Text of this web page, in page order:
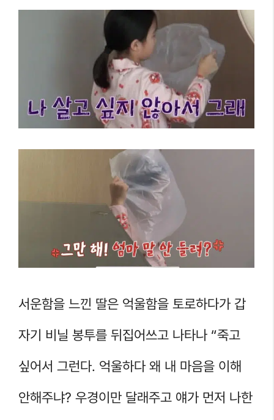
서운함을 느낀 딸은 억울함을 토로하다가 갑
자기 비닐 봉투를 뒤집어쓰고 나타나 “죽고
싶어서 그런다. 억울하다 왜 내 마음을 이해
안해주냐? 우경이만 달래주고 얘가 먼저 나한